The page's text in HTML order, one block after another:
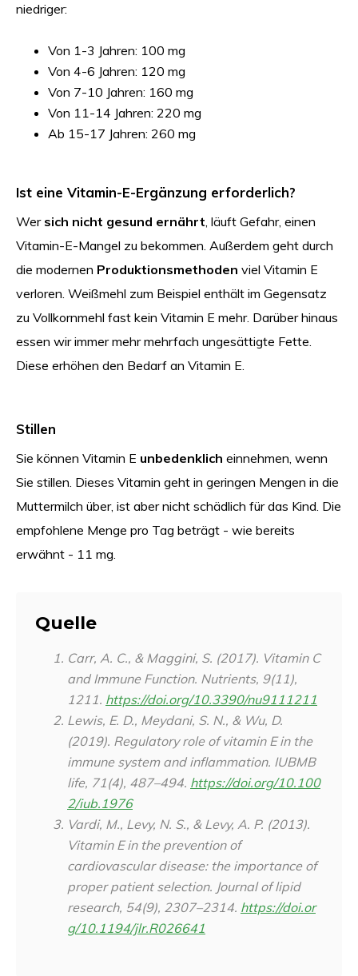
niedriger:
Von 1-3 Jahren: 100 mg
Von 4-6 Jahren: 120 mg
Von 7-10 Jahren: 160 mg
Von 11-14 Jahren: 220 mg
Ab 15-17 Jahren: 260 mg
Ist eine Vitamin-E-Ergänzung erforderlich?
Wer sich nicht gesund ernährt, läuft Gefahr, einen
Vitamin-E-Mangel zu bekommen. Außerdem geht durch
die modernen Produktionsmethoden viel Vitamin E
verloren. Weißmehl zum Beispiel enthält im Gegensatz
zu Vollkornmehl fast kein Vitamin E mehr. Darüber hinaus
essen wir immer mehr mehrfach ungesättigte Fette.
Diese erhöhen den Bedarf an Vitamin E.
Stillen
Sie können Vitamin E unbedenklich einnehmen, wenn
Sie stillen. Dieses Vitamin geht in geringen Mengen in die
Muttermilch über, ist aber nicht schädlich für das Kind. Die
empfohlene Menge pro Tag beträgt - wie bereits
erwähnt - 11 mg.
Quelle
Carr, A. C., & Maggini, S. (2017). Vitamin C
and Immune Function. Nutrients, 9(11),
1211. https://doi.org/10.3390/nu9111211
Lewis, E. D., Meydani, S. N., & Wu, D.
(2019). Regulatory role of vitamin E in the
immune system and inflammation. IUBMB
life, 71(4), 487–494. https://doi.org/10.100
2/iub.1976
Vardi, M., Levy, N. S., & Levy, A. P. (2013).
Vitamin E in the prevention of
cardiovascular disease: the importance of
proper patient selection. Journal of lipid
research, 54(9), 2307–2314. https://doi.or
g/10.1194/jlr.R026641